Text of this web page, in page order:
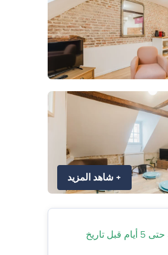
+ شاهد المزيد
سياسة إلغاء مجانية حتى 5 أيام قبل تاريخ